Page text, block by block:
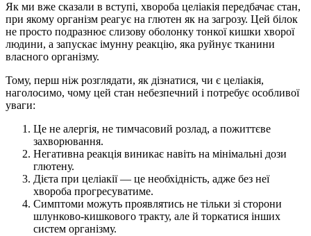
Як ми вже сказали в вступі, хвороба целіакія передбачає стан,
при якому організм реагує на глютен як на загрозу. Цей білок
не просто подразнює слизову оболонку тонкої кишки хворої
людини, а запускає імунну реакцію, яка руйнує тканини
власного організму.
Тому, перш ніж розглядати, як дізнатися, чи є целіакія,
наголосимо, чому цей стан небезпечний і потребує особливої ​​
уваги:
Це не алергія, не тимчасовий розлад, а пожиттєве
захворювання.
Негативна реакція виникає навіть на мінімальні дози
глютену.
Дієта при целіакії — це необхідність, адже без неї
хвороба прогресуватиме.
Симптоми можуть проявлятись не тільки зі сторони
шлунково-кишкового тракту, але й торкатися інших
систем організму.